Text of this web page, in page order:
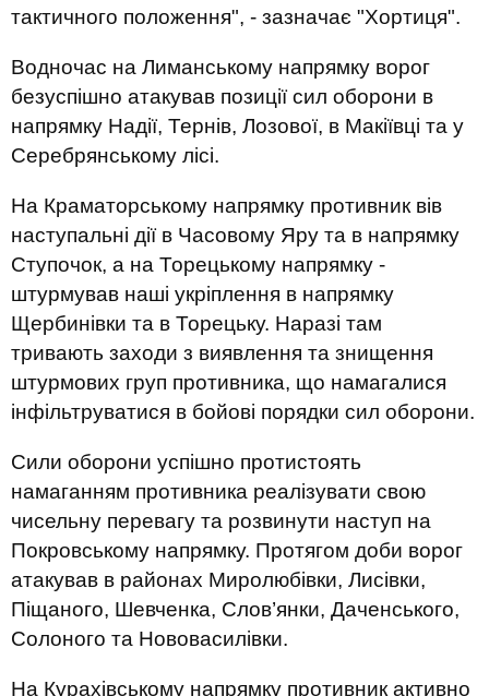
тактичного положення", - зазначає "Хортиця".
Водночас на Лиманському напрямку ворог
безуспішно атакував позиції сил оборони в
напрямку Надії, Тернів, Лозової, в Макіївці та у
Серебрянському лісі.
На Краматорському напрямку противник вів
наступальні дії в Часовому Яру та в напрямку
Ступочок, а на Торецькому напрямку -
штурмував наші укріплення в напрямку
Щербинівки та в Торецьку. Наразі там
тривають заходи з виявлення та знищення
штурмових груп противника, що намагалися
інфільтруватися в бойові порядки сил оборони.
Сили оборони успішно протистоять
намаганням противника реалізувати свою
чисельну перевагу та розвинути наступ на
Покровському напрямку. Протягом доби ворог
атакував в районах Миролюбівки, Лисівки,
Піщаного, Шевченка, Слов’янки, Даченського,
Солоного та Нововасилівки.
На Курахівському напрямку противник активно